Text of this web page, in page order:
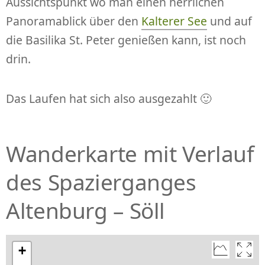
Panoramablick über den Kalterer See und auf
die Basilika St. Peter genießen kann, ist noch
drin.
Das Laufen hat sich also ausgezahlt 🙂
Wanderkarte mit Verlauf
des Spazierganges
Altenburg – Söll
+